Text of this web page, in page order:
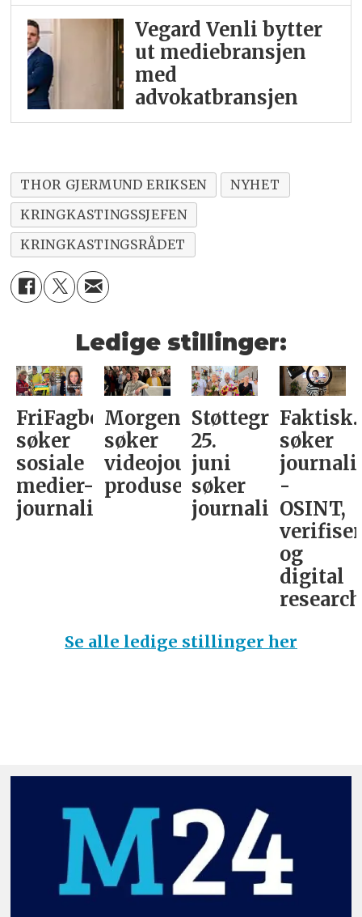
Vegard Venli bytter
ut mediebransjen
med
advokatbransjen
THOR GJERMUND ERIKSEN
NYHET
KRINGKASTINGSSJEFEN
KRINGKASTINGSRÅDET
Ledige stillinger:
FriFagbevegelse
søker
sosiale
medier-
journalist
Morgenbladet
søker
videojournalist/podkast-
produsent
Støttegruppa
25.
juni
søker
journalist
søker
-
OSINT,
og
digital
research­
Se alle ledige stillinger her